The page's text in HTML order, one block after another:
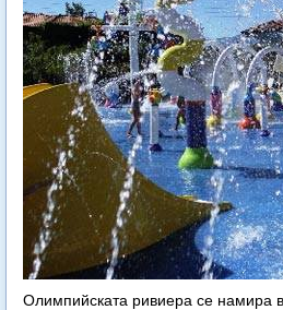
Олимпийската ривиера се намира